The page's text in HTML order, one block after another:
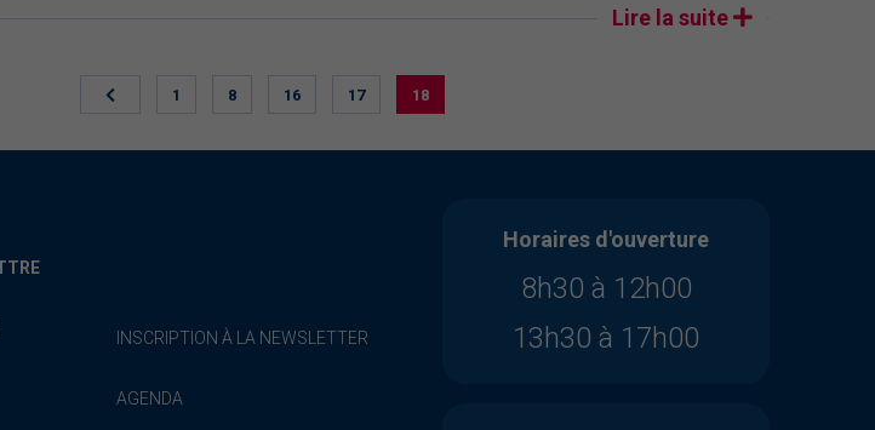
Lire la suite
1 8 16 17 18
INSCRIPTION À LA NEWSLETTER
AGENDA
Horaires d'ouverture
8h30 à 12h00
13h30 à 17h00